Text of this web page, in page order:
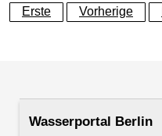
Rohroberkante
(m ü. NHN)
Erste
Vorherige
Wasserportal Berlin